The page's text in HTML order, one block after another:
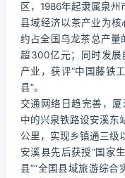
区，1986年起隶属泉州
县域经济以茶产业为
约占全国乌龙茶总产
超300亿元；同时发展
产业，获评“中国藤铁
县”。
交通网络日趋完善，
中的兴泉铁路设安溪东
公里，实现乡镇通三级
安溪县先后获授“国家
县”“全国县域旅游综合